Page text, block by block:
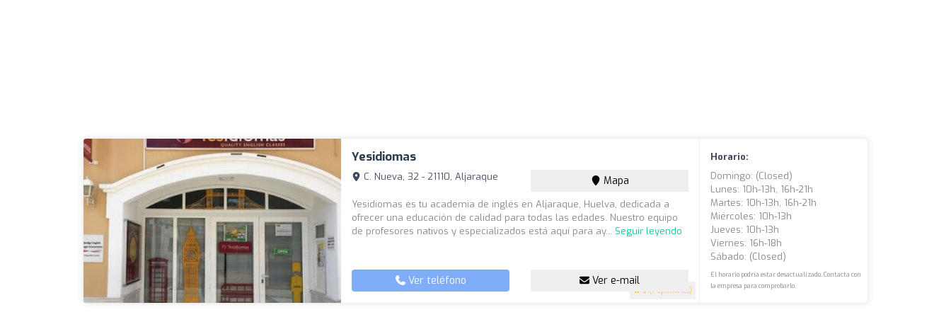
Yesidiomas
5 (7 opiniones)
C. Nueva, 32 - 21110, Aljaraque Mapa
Yesidiomas es tu academia de inglés en Aljaraque, Huelva, dedicada a
ofrecer una educación de calidad para todas las edades. Nuestro equipo
de profesores nativos y especializados está aquí para ay... Seguir leyendo
Ver teléfono Ver e-mail
Horario:
Domingo: (closed)
Lunes: 10h-13h, 16h-21h
Martes: 10h-13h, 16h-21h
Miércoles: 10h-13h
Jueves: 10h-13h
Viernes: 16h-18h
Sábado: (closed)
El horario podría estar desactualizado. Contacta con
la empresa para comprobarlo.